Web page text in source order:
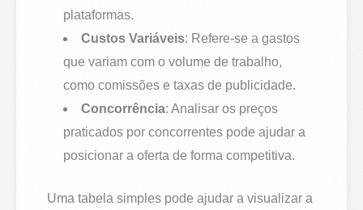
plataformas.
Custos Variáveis: Refere-se a gastos
que variam com o volume de trabalho,
como comissões e taxas de publicidade.
Concorrência: Analisar os preços
praticados por concorrentes pode ajudar a
posicionar a oferta de forma competitiva.
Uma tabela simples pode ajudar a visualizar a